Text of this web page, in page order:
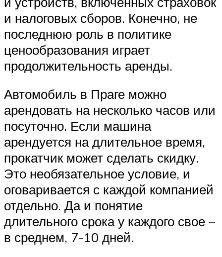
и налоговых сборов. Конечно, не
последнюю роль в политике
ценообразования играет
продолжительность аренды.
Автомобиль в Праге можно
арендовать на несколько часов или
посуточно. Если машина
арендуется на длительное время,
прокатчик может сделать скидку.
Это необязательное условие, и
оговаривается с каждой компанией
отдельно. Да и понятие
длительного срока у каждого свое –
в среднем, 7-10 дней.